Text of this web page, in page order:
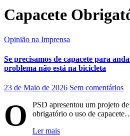
Capacete
Opinião na Imprensa
Se precisamos de capacete para
problema não está na bicicleta
23 de Maio de 2026 Sem comentários
O
PSD apresentou um projeto
obrigatório o uso de
Ler mais